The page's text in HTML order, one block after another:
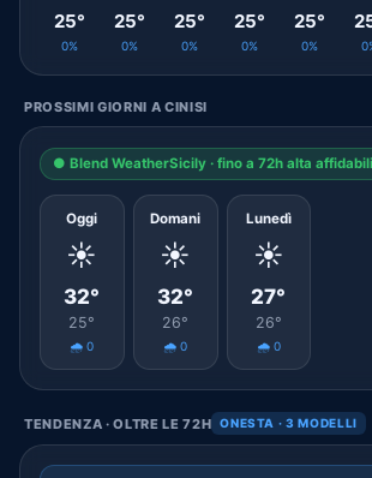
25°
0%
25°
0%
25°
0%
25°
0%
25°
0%
PROSSIMI GIORNI A CINISI
● Blend WeatherSicily · fino a 72h alta
Oggi
☀️
32°
25°
🌧️ 0
Domani
☀️
32°
26°
🌧️ 0
Lunedì
☀️
27°
26°
🌧️ 0
TENDENZA · OLTRE LE 72H ONESTA · 3 MODELLI